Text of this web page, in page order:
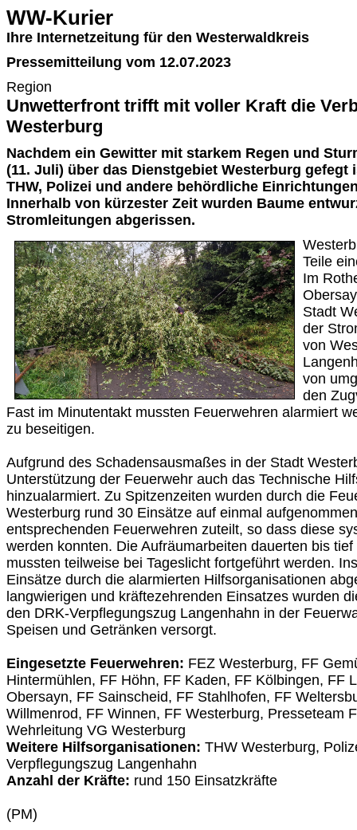
WW-Kurier
Ihre Internetzeitung für den Westerwaldkreis
Pressemitteilung vom 12.07.2023
Region
Unwetterfront trifft mit voller Kraft die
Westerburg
Nachdem ein Gewitter mit starkem Regen und
(11. Juli) über das Dienstgebiet Westerburg gefegt
THW, Polizei und andere behördliche
Innerhalb von kürzester Zeit wurden Baume
Stromleitungen abgerissen.
Teile
Im
Stadt
der
von
von
den
Fast im Minutentakt mussten Feuerwehren alarmiert
zu beseitigen.
Aufgrund des Schadensausmaßes in der Stadt
Unterstützung der Feuerwehr auch das Technische
hinzualarmiert. Zu Spitzenzeiten wurden durch die
Westerburg rund 30 Einsätze auf einmal
entsprechenden Feuerwehren zuteilt, so dass diese
werden konnten. Die Aufräumarbeiten dauerten bis
mussten teilweise bei Tageslicht fortgeführt werden.
Einsätze durch die alarmierten Hilfsorganisationen
langwierigen und kräftezehrenden Einsatzes wurden
den DRK-Verpflegungszug Langenhahn in der
Speisen und Getränken versorgt.
Eingesetzte Feuerwehren: FEZ Westerburg, FF
Hintermühlen, FF Höhn, FF Kaden, FF Kölbingen, FF
Obersayn, FF Sainscheid, FF Stahlhofen, FF
Willmenrod, FF Winnen, FF Westerburg, Presseteam
Wehrleitung VG Westerburg
Weitere Hilfsorganisationen: THW Westerburg,
Verpflegungszug Langenhahn
Anzahl der Kräfte: rund 150 Einsatzkräfte
(PM)